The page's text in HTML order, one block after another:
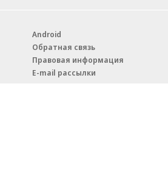
Android
Обратная связь
Правовая информация
E-mail рассылки